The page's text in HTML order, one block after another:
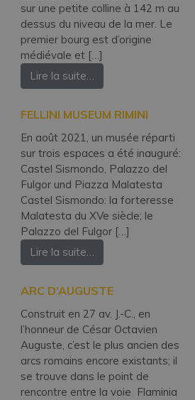
sur une petite colline à 142 m au
dessus du niveau de la mer. Le
premier bourg est d’origine
médiévale et […]
Lire la suite…
FELLINI MUSEUM RIMINI
En août 2021, un musée réparti
sur trois espaces a été inauguré:
Castel Sismondo, Palazzo del
Fulgor und Piazza Malatesta
Castel Sismondo: la forteresse
Malatesta du XVe siècle; le
Palazzo del Fulgor […]
Lire la suite…
ARC D’AUGUSTE
Construit en 27 av. J.-C., en
l’honneur de César Octavien
Auguste, c’est le plus ancien des
arcs romains encore existants; il
se trouve dans le point de
rencontre entre la voie Flaminia